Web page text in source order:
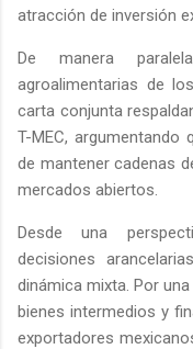
atracción de inversión
De manera
agroalimentarias de
carta conjunta
T-MEC, argumentando
de mantener cadenas
mercados abiertos.
Desde una
decisiones
dinámica mixta. Por
bienes intermedios y
exportadores